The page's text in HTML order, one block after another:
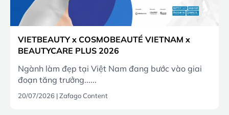
VIETBEAUTY x COSMOBEAUTÉ VIETNAM x
BEAUTYCARE PLUS 2026
Ngành làm đẹp tại Việt Nam đang bước vào giai
đoạn tăng trưởng......
20/07/2026 |Zafago Content